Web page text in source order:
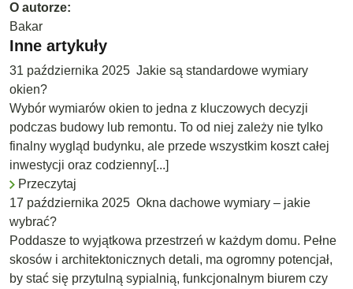
O autorze:
Bakar
Inne artykuły
31 października 2025 Jakie są standardowe wymiary
okien?
Wybór wymiarów okien to jedna z kluczowych decyzji
podczas budowy lub remontu. To od niej zależy nie tylko
finalny wygląd budynku, ale przede wszystkim koszt całej
inwestycji oraz codzienny[...]
Przeczytaj
17 października 2025 Okna dachowe wymiary – jakie
wybrać?
Poddasze to wyjątkowa przestrzeń w każdym domu. Pełne
skosów i architektonicznych detali, ma ogromny potencjał,
by stać się przytulną sypialnią, funkcjonalnym biurem czy